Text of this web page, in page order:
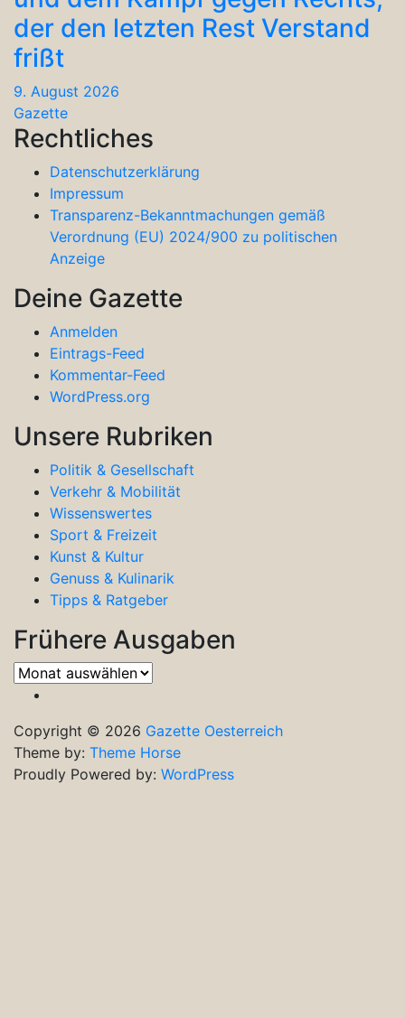
der den letzten Rest Verstand
frißt
9. August 2026
Gazette
Rechtliches
Datenschutzerklärung
Impressum
Transparenz-Bekanntmachungen gemäß
Verordnung (EU) 2024/900 zu politischen
Anzeige
Deine Gazette
Anmelden
Eintrags-Feed
Kommentar-Feed
WordPress.org
Unsere Rubriken
Politik & Gesellschaft
Verkehr & Mobilität
Wissenswertes
Sport & Freizeit
Kunst & Kultur
Genuss & Kulinarik
Tipps & Ratgeber
Frühere Ausgaben
Frühere
Ausgaben
Copyright © 2026 Gazette Oesterreich
Theme by: Theme Horse
Proudly Powered by: WordPress